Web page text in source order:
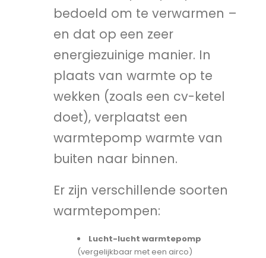
bedoeld om te verwarmen –
en dat op een zeer
energiezuinige manier. In
plaats van warmte op te
wekken (zoals een cv-ketel
doet), verplaatst een
warmtepomp warmte van
buiten naar binnen.
Er zijn verschillende soorten
warmtepompen:
Lucht-lucht warmtepomp
(vergelijkbaar met een airco)